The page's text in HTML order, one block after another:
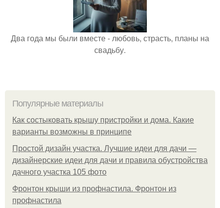
Два года мы были вместе - любовь, страсть, планы на
свадьбу.
Популярные материалы
Как состыковать крышу пристройки и дома. Какие
варианты возможны в принципе
Простой дизайн участка. Лучшие идеи для дачи —
дизайнерские идеи для дачи и правила обустройства
дачного участка 105 фото
Фронтон крыши из профнастила. Фронтон из
профнастила